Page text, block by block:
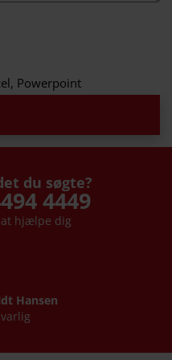
Powerpoint
du søgte?
4449
hjælpe dig
Hansen